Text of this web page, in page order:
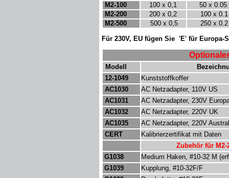
M2-100
100 x 0,1
50 x 0.05
M2-200
200 x 0,2
100 x 0.1
M2-500
500 x 0,5
250 x 0.2
Für 230V, EU fügen Sie 'E' für Europa-
Modell
12-1049
Kunststoffkoffer
AC1030
AC Netzadapter, 110V US
AC1031
AC Netzadapter, 230V
AC1032
AC Netzadapter, 220V UK
AC1035
AC Netzadapter, 220V
CERT
Kalibrierzertifikat mit Daten
Zubehör für M2-
G1038
Medium Haken, #10-32 M
G1039
Kupplung, #10-32F/F